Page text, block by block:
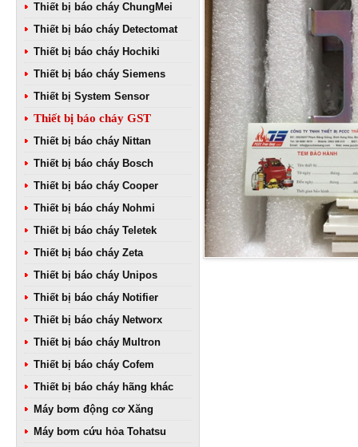
Thiết bị báo cháy ChungMei
Thiết bị báo cháy Detectomat
Thiết bị báo cháy Hochiki
Thiết bị báo cháy Siemens
Thiết bị System Sensor
Thiết bị báo cháy GST
Thiết bị báo cháy Nittan
Thiết bị báo cháy Bosch
Thiết bị báo cháy Cooper
Thiết bị báo cháy Nohmi
Thiết bị báo cháy Teletek
Thiết bị báo cháy Zeta
Thiết bị báo cháy Unipos
Thiết bị báo cháy Notifier
Thiết bị báo cháy Networx
Thiết bị báo cháy Multron
Thiết bị báo cháy Cofem
Thiết bị báo cháy hãng khác
Máy bơm động cơ Xăng
Máy bơm cứu hỏa Tohatsu